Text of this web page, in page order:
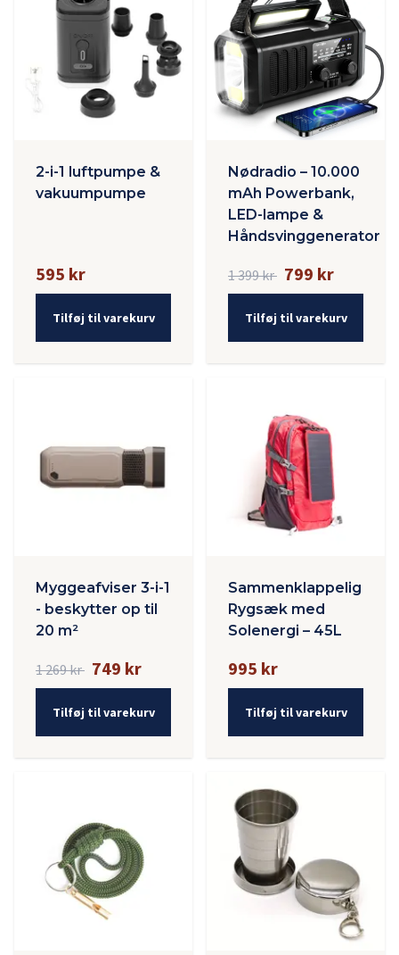
2-i-1 luftpumpe &
vakuumpumpe
595 kr
Tilføj til varekurv
Nødradio – 10.000
mAh Powerbank,
LED-lampe &
Håndsvinggenerator
1 399 kr 799 kr
Tilføj til varekurv
Myggeafviser 3-i-1
- beskytter op til
20 m²
1 269 kr 749 kr
Tilføj til varekurv
Sammenklappelig
Rygsæk med
Solenergi – 45L
995 kr
Tilføj til varekurv